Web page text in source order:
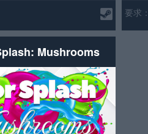
要求：
Mushrooms